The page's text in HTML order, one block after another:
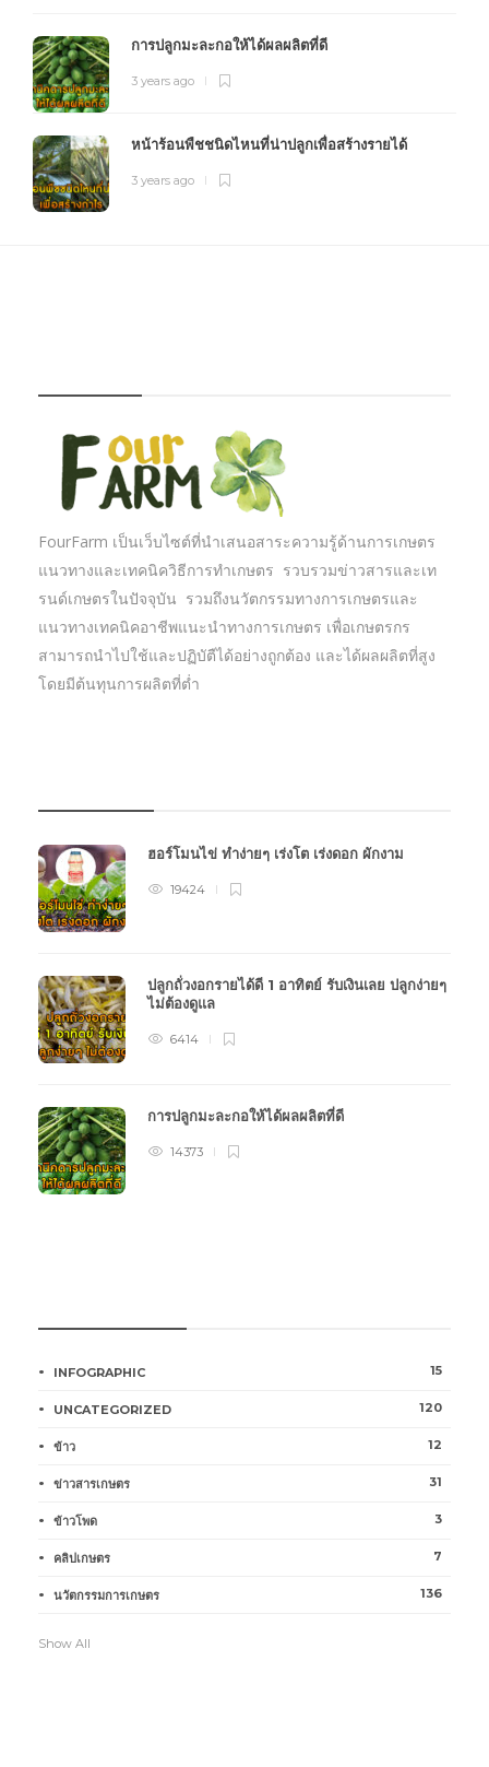
การปลูกมะละกอให้ได้ผลผลิตที่ดี
3 years ago
หน้าร้อนพืชชนิดไหนที่น่าปลูกเพื่อสร้างรายได้
3 years ago
FourFarm เป็นเว็บไซต์ที่นำเสนอสาระความรู้ด้านการเกษตร
แนวทางและเทคนิควิธีการทำเกษตร รวบรวมข่าวสารและเท
รนด์เกษตรในปัจจุบัน รวมถึงนวัตกรรมทางการเกษตรและ
แนวทางเทคนิคอาชีพแนะนำทางการเกษตร เพื่อเกษตรกร
สามารถนำไปใช้และปฏิบัตืได้อย่างถูกต้อง และได้ผลผลิตที่สูง
โดยมีต้นทุนการผลิตที่ต่ำ
ฮอร์โมนไข่ ทำง่ายๆ เร่งโต เร่งดอก ผักงาม
19424
ปลูกถั่วงอกรายได้ดี 1 อาทิตย์ รับเงินเลย ปลูกง่ายๆ
ไม่ต้องดูแล
6414
การปลูกมะละกอให้ได้ผลผลิตที่ดี
14373
INFOGRAPHIC 15
UNCATEGORIZED 120
ข้าว 12
ข่าวสารเกษตร 31
ข้าวโพด 3
คลิปเกษตร 7
นวัตกรรมการเกษตร 136
Show All